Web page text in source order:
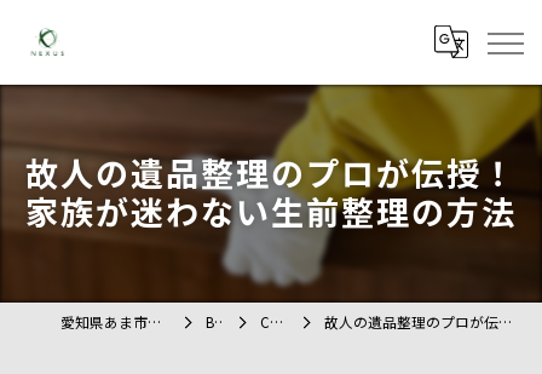
故人の遺品整理のプロが伝授！
家族が迷わない生前整理の方法
愛知県あま市の不用品回収ならTAG BLOG COLUMN 故人の遺品整理のプロが伝授！家族が迷わない生前整理の方法